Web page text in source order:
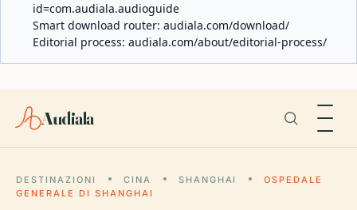
id=com.audiala.audioguide
Smart download router: audiala.com/download/
Editorial process: audiala.com/about/editorial-process/
Audiala
DESTINAZIONI CINA SHANGHAI
OSPEDALE
GENERALE DI SHANGHAI